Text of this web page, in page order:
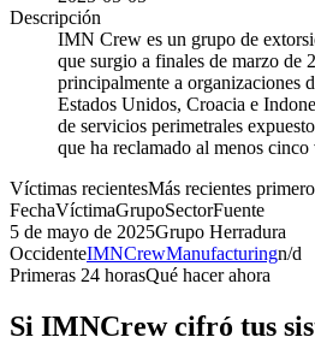
Descripción
IMN Crew es un grupo de
que surgio a finales de marzo de
principalmente a organizaciones
Estados Unidos, Croacia e
de servicios perimetrales
que ha reclamado al menos cinco
Víctimas recientesMás recientes primero
FechaVíctimaGrupoSectorFuente
5 de mayo de 2025Grupo Herradura
OccidenteIMNCrewManufacturingn/d
Primeras 24 horasQué hacer ahora
Si IMNCrewcifró tus